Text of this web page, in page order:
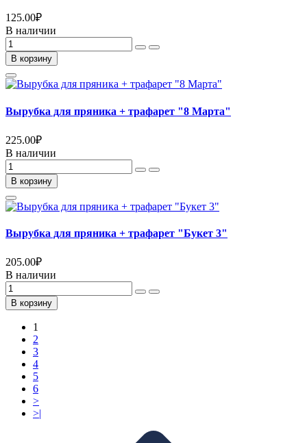
125.00₽
В наличии
В корзину
Вырубка для пряника + трафарет "8 Марта"
225.00₽
В наличии
В корзину
Вырубка для пряника + трафарет "Букет 3"
205.00₽
В наличии
В корзину
1
2
3
4
5
6
>
>|